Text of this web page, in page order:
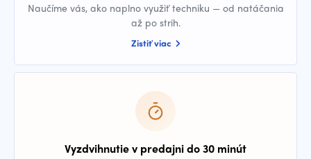
Naučíme vás, ako naplno využiť techniku — od natáčania
až po strih.
Zistiť viac
Vyzdvihnutie v predajni do 30 minút